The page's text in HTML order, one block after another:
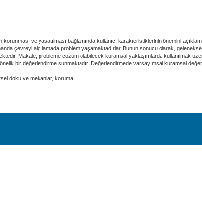
ve yaşatılması bağlamında kullanıcı karakteristiklerinin önemini
çevreyi algılamada problem yaşamaktadırlar. Bunun sonucu olarak,
Makale, probleme çözüm olabilecek kuramsal yaklaşımlarda kullanılmak
bir değerlendirme sunmaktadır. Değerlendirmede varsayımsal kuramsal
doku ve mekanlar, koruma